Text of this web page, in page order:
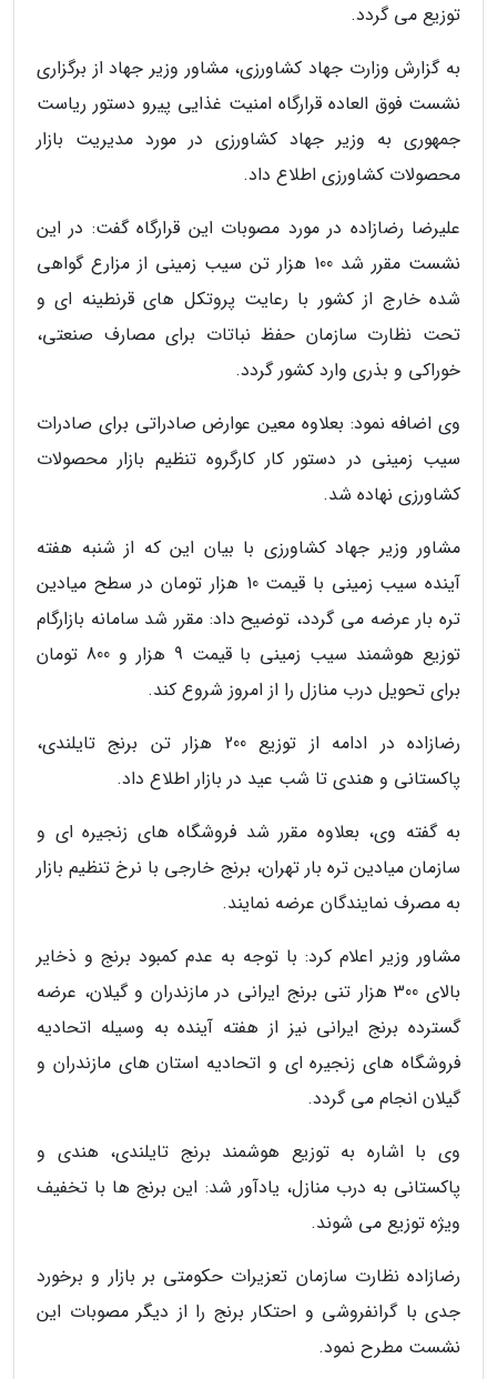
توزیع می گردد.
به گزارش وزارت جهاد کشاورزی، مشاور وزیر جهاد از برگزاری
نشست فوق العاده قرارگاه امنیت غذایی پیرو دستور ریاست
جمهوری به وزیر جهاد کشاورزی در مورد مدیریت بازار
محصولات کشاورزی اطلاع داد.
علیرضا رضازاده در مورد مصوبات این قرارگاه گفت: در این
نشست مقرر شد 100 هزار تن سیب زمینی از مزارع گواهی
شده خارج از کشور با رعایت پروتکل های قرنطینه ای و
تحت نظارت سازمان حفظ نباتات برای مصارف صنعتی،
خوراکی و بذری وارد کشور گردد.
وی اضافه نمود: بعلاوه معین عوارض صادراتی برای صادرات
سیب زمینی در دستور کار کارگروه تنظیم بازار محصولات
کشاورزی نهاده شد.
مشاور وزیر جهاد کشاورزی با بیان این که از شنبه هفته
آینده سیب زمینی با قیمت 10 هزار تومان در سطح میادین
تره بار عرضه می گردد، توضیح داد: مقرر شد سامانه بازارگام
توزیع هوشمند سیب زمینی با قیمت 9 هزار و 800 تومان
برای تحویل درب منازل را از امروز شروع کند.
رضازاده در ادامه از توزیع 200 هزار تن برنج تایلندی،
پاکستانی و هندی تا شب عید در بازار اطلاع داد.
به گفته وی، بعلاوه مقرر شد فروشگاه های زنجیره ای و
سازمان میادین تره بار تهران، برنج خارجی با نرخ تنظیم بازار
به مصرف نمایندگان عرضه نمایند.
مشاور وزیر اعلام کرد: با توجه به عدم کمبود برنج و ذخایر
بالای 300 هزار تنی برنج ایرانی در مازندران و گیلان، عرضه
گسترده برنج ایرانی نیز از هفته آینده به وسیله اتحادیه
فروشگاه های زنجیره ای و اتحادیه استان های مازندران و
گیلان انجام می گردد.
وی با اشاره به توزیع هوشمند برنج تایلندی، هندی و
پاکستانی به درب منازل، یادآور شد: این برنج ها با تخفیف
ویژه توزیع می شوند.
رضازاده نظارت سازمان تعزیرات حکومتی بر بازار و برخورد
جدی با گرانفروشی و احتکار برنج را از دیگر مصوبات این
نشست مطرح نمود.